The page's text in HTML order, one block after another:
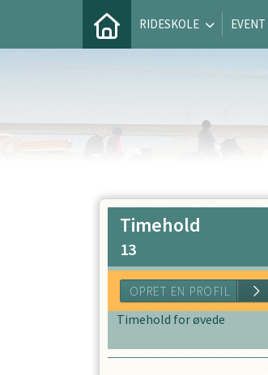
RIDESKOLE EVENT
Timehold
13
Timehold for øvede